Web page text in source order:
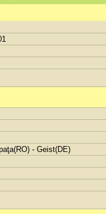
- Geist(DE)